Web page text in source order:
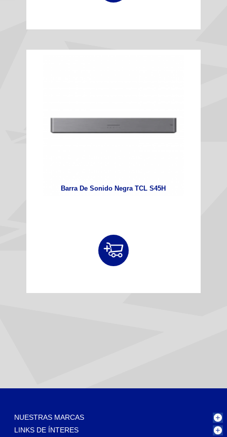
Barra De Sonido Negra TCL S45H
NUESTRAS MARCAS
LINKS DE ÍNTERES